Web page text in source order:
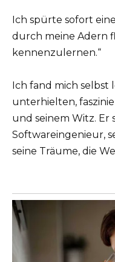
Ich spürte sofort
durch meine Adern
kennenzulernen.“
Ich fand mich selbst
unterhielten,
und seinem Witz. Er
Softwareingenieur,
seine Träume, die